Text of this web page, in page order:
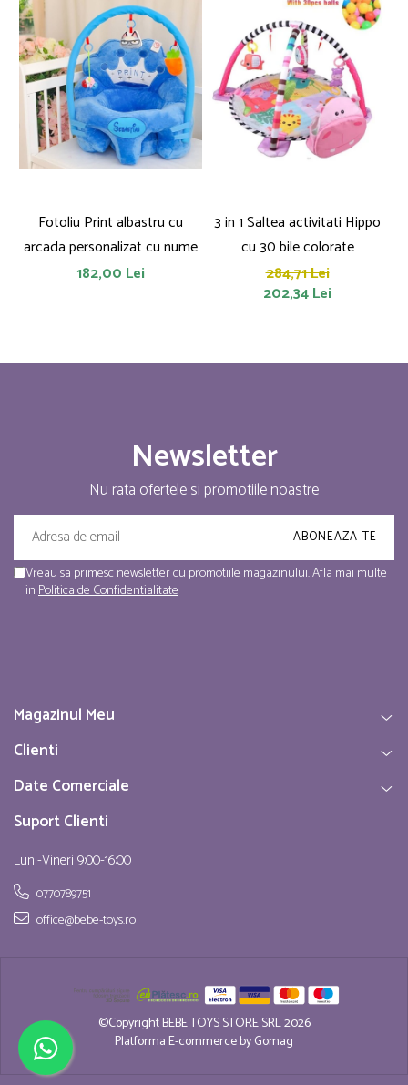
Fotoliu Print albastru cu
arcada personalizat cu nume
182,00 Lei
3 in 1 Saltea activitati Hippo
cu 30 bile colorate
284,71 Lei
202,34 Lei
Newsletter
Nu rata ofertele si promotiile noastre
Vreau sa primesc newsletter cu promotiile magazinului. Afla mai multe
inPolitica de Confidentialitate
Magazinul Meu
Clienti
Date Comerciale
Suport Clienti
Luni-Vineri 9:00-16:00
0770789751
office@bebe-toys.ro
©Copyright BEBE TOYS STORE SRL 2026
Platforma E-commerce by Gomag